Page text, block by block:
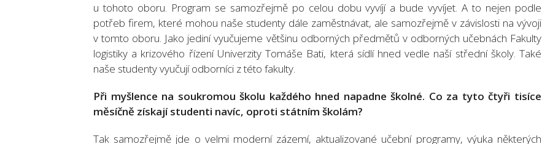
u tohoto oboru. Program se samozřejmě po celou dobu vyvíjí a bude vyvíjet. A to nejen podle
potřeb firem, které mohou naše studenty dále zaměstnávat, ale samozřejmě v závislosti na vývoji
v tomto oboru. Jako jediní vyučujeme většinu odborných předmětů v odborných učebnách Fakulty
logistiky a krizového řízení Univerzity Tomáše Bati, která sídlí hned vedle naší střední školy. Také
naše studenty vyučují odborníci z této fakulty.
Při myšlence na soukromou školu každého hned napadne školné. Co za tyto čtyři tisíce
měsíčně získají studenti navíc, oproti státním školám?
Tak samozřejmě jde o velmi moderní zázemí, aktualizované učební programy, výuka některých